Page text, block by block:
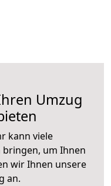
Umzug
kann viele
um Ihnen
wir Ihnen unsere
an.